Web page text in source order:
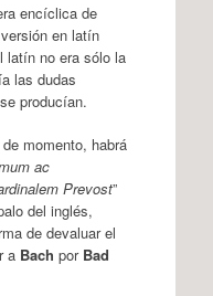
encíclica de
en latín
latín no era sólo la
las dudas
producían.
momento, habrá
ac
Prevost”
del inglés,
de devaluar el
a Bach por Bad